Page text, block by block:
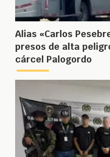
Alias «Carlos
presos de alta
cárcel Palogordo